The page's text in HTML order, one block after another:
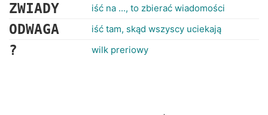
ZWIADY iść na ..., to zbierać wiadomości
ODWAGA iść tam, skąd wszyscy uciekają
? wilk preriowy